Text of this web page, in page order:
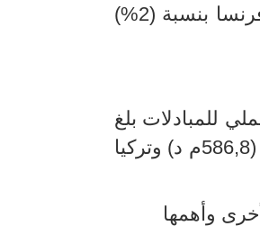
بنسبة (2 %
)
للمبادلات بلغ
(
586,8م د) وتركيا
وأهمها